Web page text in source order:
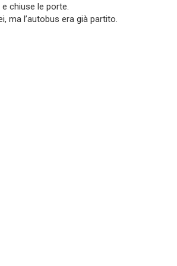
chiuse le porte.
ma l’autobus era già partito.